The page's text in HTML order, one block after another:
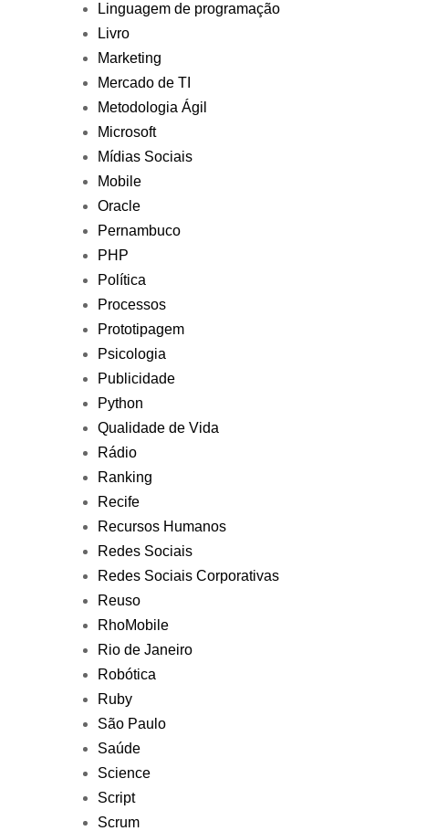
Linguagem de programação
Livro
Marketing
Mercado de TI
Metodologia Ágil
Microsoft
Mídias Sociais
Mobile
Oracle
Pernambuco
PHP
Política
Processos
Prototipagem
Psicologia
Publicidade
Python
Qualidade de Vida
Rádio
Ranking
Recife
Recursos Humanos
Redes Sociais
Redes Sociais Corporativas
Reuso
RhoMobile
Rio de Janeiro
Robótica
Ruby
São Paulo
Saúde
Science
Script
Scrum